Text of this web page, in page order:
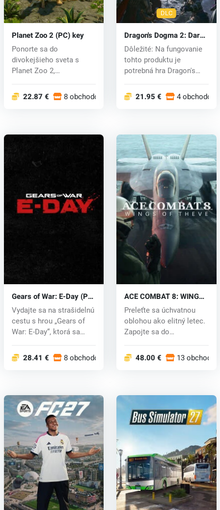
Planet Zoo 2 (PC) key
Ponorte sa do
divokejšieho sveta s
Planet Zoo 2,
pokračovaním o...
22.87 € 8 obchodoch
DLC
Dragon's Dogma 2: Dark
Arisen Expansion (PC)
key
Dôležité: Na fungovanie
tohto produktu je
potrebná hra Dragon's
21.95 € 4 obchodoch
Gears of War: E-Day (PC)
key
Vydajte sa na strašidelnú
cestu s hrou „Gears of
War: E-Day“, ktorá sa
28.41 € 8 obchodoch
ACE COMBAT 8: WINGS
OF THEVE (PC) key
Preleťte sa úchvatnou
oblohou ako elitný letec.
Zapojte sa do
48.00 € 13